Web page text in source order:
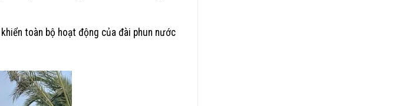
toàn bộ hoạt động của đài phun nước